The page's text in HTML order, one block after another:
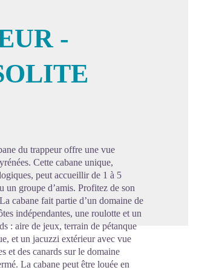
plein écran
-
du trappeur offre une vue
Cette cabane unique,
peut accueillir de 1 à 5
groupe d’amis. Profitez de son
cabane fait partie d’un domaine de
indépendantes, une roulotte et un
: aire de jeux, terrain de pétanque
et un jacuzzi extérieur avec vue
et des canards sur le domaine
La cabane peut être louée en